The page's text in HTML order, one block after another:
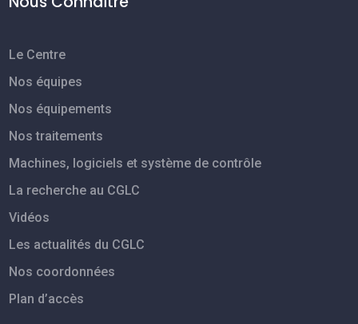
Le Centre
Nos équipes
Nos équipements
Nos traitements
Machines, logiciels et système de contrôle
La recherche au CGLC
Vidéos
Les actualités du CGLC
Nos coordonnées
Plan d’accès